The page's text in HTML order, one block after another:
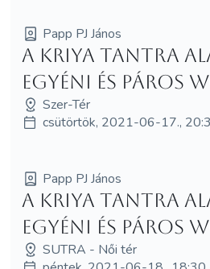
Papp PJ János
A Kriya Tantra
egyéni és páros
Szer-Tér
csütörtök, 2021-06-17.,
Papp PJ János
A Kriya Tantra
egyéni és páros
SUTRA - Női tér